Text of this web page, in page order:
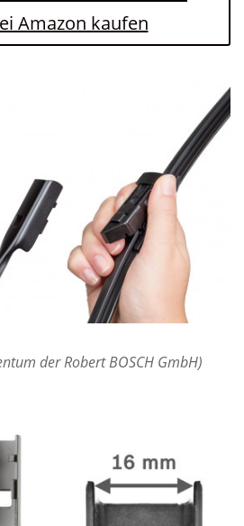
Amazon kaufen
der Robert BOSCH GmbH)